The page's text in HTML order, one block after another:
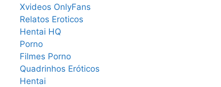
Xvideos OnlyFans
Relatos Eroticos
Hentai HQ
Porno
Filmes Porno
Quadrinhos Eróticos
Hentai